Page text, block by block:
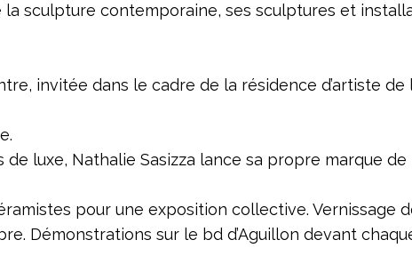
la sculpture contemporaine, ses sculptures et
invitée dans le cadre de la résidence d’artiste de
luxe, Nathalie Sasizza lance sa propre marque
pour une exposition collective. Vernissage
Démonstrations sur le bd d’Aguillon devant